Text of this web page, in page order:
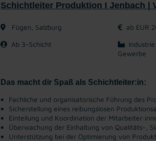
Schichtleiter Produktion I Jenbach |
Fügen, Salzburg ab EUR
Ab 3-Schicht
Gewerbe
Das macht dir Spaß als Schichtleiter:in:
Fachliche und organisatorische Führung des
Sicherstellung eines reibungslosen
Einteilung und Koordination der
Überwachung der Einhaltung von Qualitäts-,
Unterstützung bei der Optimierung von